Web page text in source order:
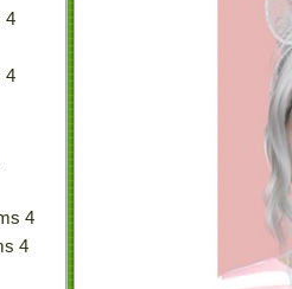
4
4
4
4